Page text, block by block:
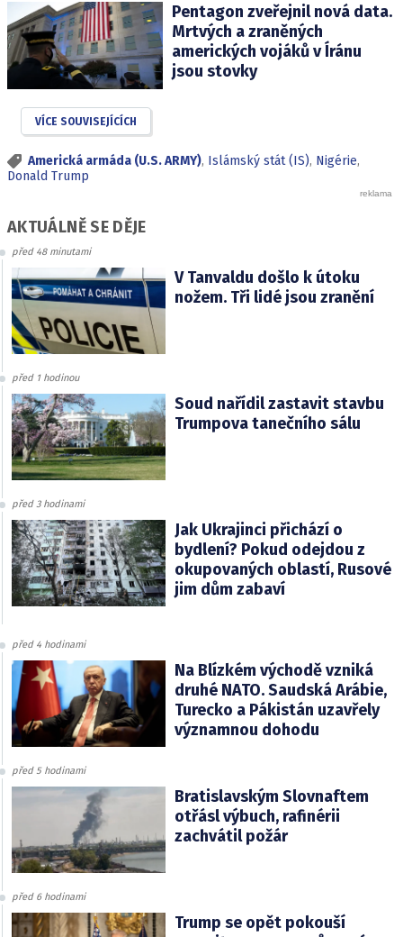
Pentagon zveřejnil nová data.
Mrtvých a zraněných
amerických vojáků v Íránu
jsou stovky
VÍCE SOUVISEJÍCÍCH
Americká armáda (U.S. ARMY), Islámský stát (IS), Nigérie,
Donald Trump
AKTUÁLNĚ SE DĚJE
před 48 minutami
V Tanvaldu došlo k útoku
nožem. Tři lidé jsou zranění
před 1 hodinou
Soud nařídil zastavit stavbu
Trumpova tanečního sálu
před 3 hodinami
Jak Ukrajinci přichází o
bydlení? Pokud odejdou z
okupovaných oblastí, Rusové
jim dům zabaví
před 4 hodinami
Na Blízkém východě vzniká
druhé NATO. Saudská Arábie,
Turecko a Pákistán uzavřely
významnou dohodu
před 5 hodinami
Bratislavským Slovnaftem
otřásl výbuch, rafinérii
zachvátil požár
před 6 hodinami
Trump se opět pokouší